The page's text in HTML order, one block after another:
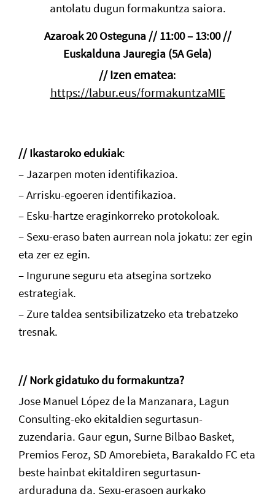
antolatu dugun formakuntza saiora.
Azaroak 20 Osteguna // 11:00 – 13:00 //
Euskalduna Jauregia (5A Gela)
// Izen ematea:
https://labur.eus/formakuntzaMIE
// Ikastaroko edukiak:
– Jazarpen moten identifikazioa.
– Arrisku-egoeren identifikazioa.
– Esku-hartze eraginkorreko protokoloak.
– Sexu-eraso baten aurrean nola jokatu: zer egin
eta zer ez egin.
– Ingurune seguru eta atsegina sortzeko
estrategiak.
– Zure taldea sentsibilizatzeko eta trebatzeko
tresnak.
// Nork gidatuko du formakuntza?
Jose Manuel López de la Manzanara, Lagun
Consulting-eko ekitaldien segurtasun-
zuzendaria. Gaur egun, Surne Bilbao Basket,
Premios Feroz, SD Amorebieta, Barakaldo FC eta
beste hainbat ekitaldiren segurtasun-
arduraduna da. Sexu-erasoen aurkako